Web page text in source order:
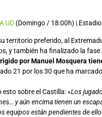
UD (Domingo / 18:00h) |
territorio preferido, al
y también ha finalizado la
por Manuel Mosquera
21 por los 30 que ha
sobre el Castilla: «Los
y aún encima tienen un
equipos están pendientes de